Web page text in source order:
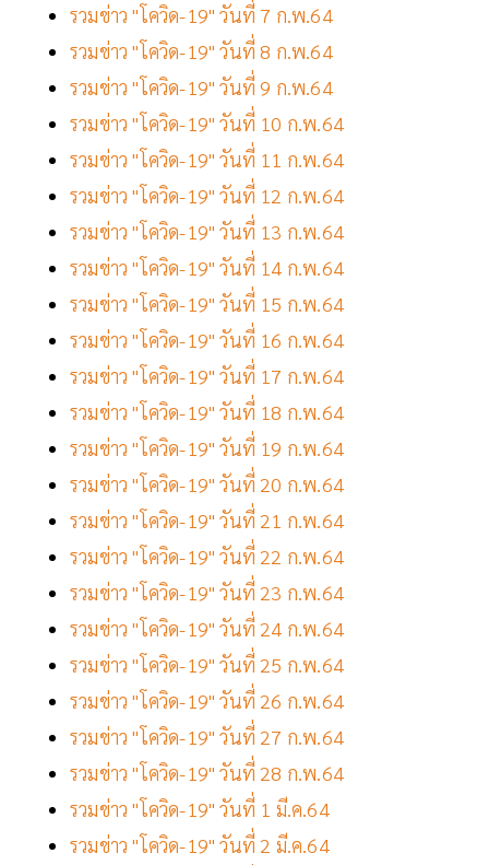
รวมข่าว "โควิด-19" วันที่ 7 ก.พ.64
รวมข่าว "โควิด-19" วันที่ 8 ก.พ.64
รวมข่าว "โควิด-19" วันที่ 9 ก.พ.64
รวมข่าว "โควิด-19" วันที่ 10 ก.พ.64
รวมข่าว "โควิด-19" วันที่ 11 ก.พ.64
รวมข่าว "โควิด-19" วันที่ 12 ก.พ.64
รวมข่าว "โควิด-19" วันที่ 13 ก.พ.64
รวมข่าว "โควิด-19" วันที่ 14 ก.พ.64
รวมข่าว "โควิด-19" วันที่ 15 ก.พ.64
รวมข่าว "โควิด-19" วันที่ 16 ก.พ.64
รวมข่าว "โควิด-19" วันที่ 17 ก.พ.64
รวมข่าว "โควิด-19" วันที่ 18 ก.พ.64
รวมข่าว "โควิด-19" วันที่ 19 ก.พ.64
รวมข่าว "โควิด-19" วันที่ 20 ก.พ.64
รวมข่าว "โควิด-19" วันที่ 21 ก.พ.64
รวมข่าว "โควิด-19" วันที่ 22 ก.พ.64
รวมข่าว "โควิด-19" วันที่ 23 ก.พ.64
รวมข่าว "โควิด-19" วันที่ 24 ก.พ.64
รวมข่าว "โควิด-19" วันที่ 25 ก.พ.64
รวมข่าว "โควิด-19" วันที่ 26 ก.พ.64
รวมข่าว "โควิด-19" วันที่ 27 ก.พ.64
รวมข่าว "โควิด-19" วันที่ 28 ก.พ.64
รวมข่าว "โควิด-19" วันที่ 1 มี.ค.64
รวมข่าว "โควิด-19" วันที่ 2 มี.ค.64